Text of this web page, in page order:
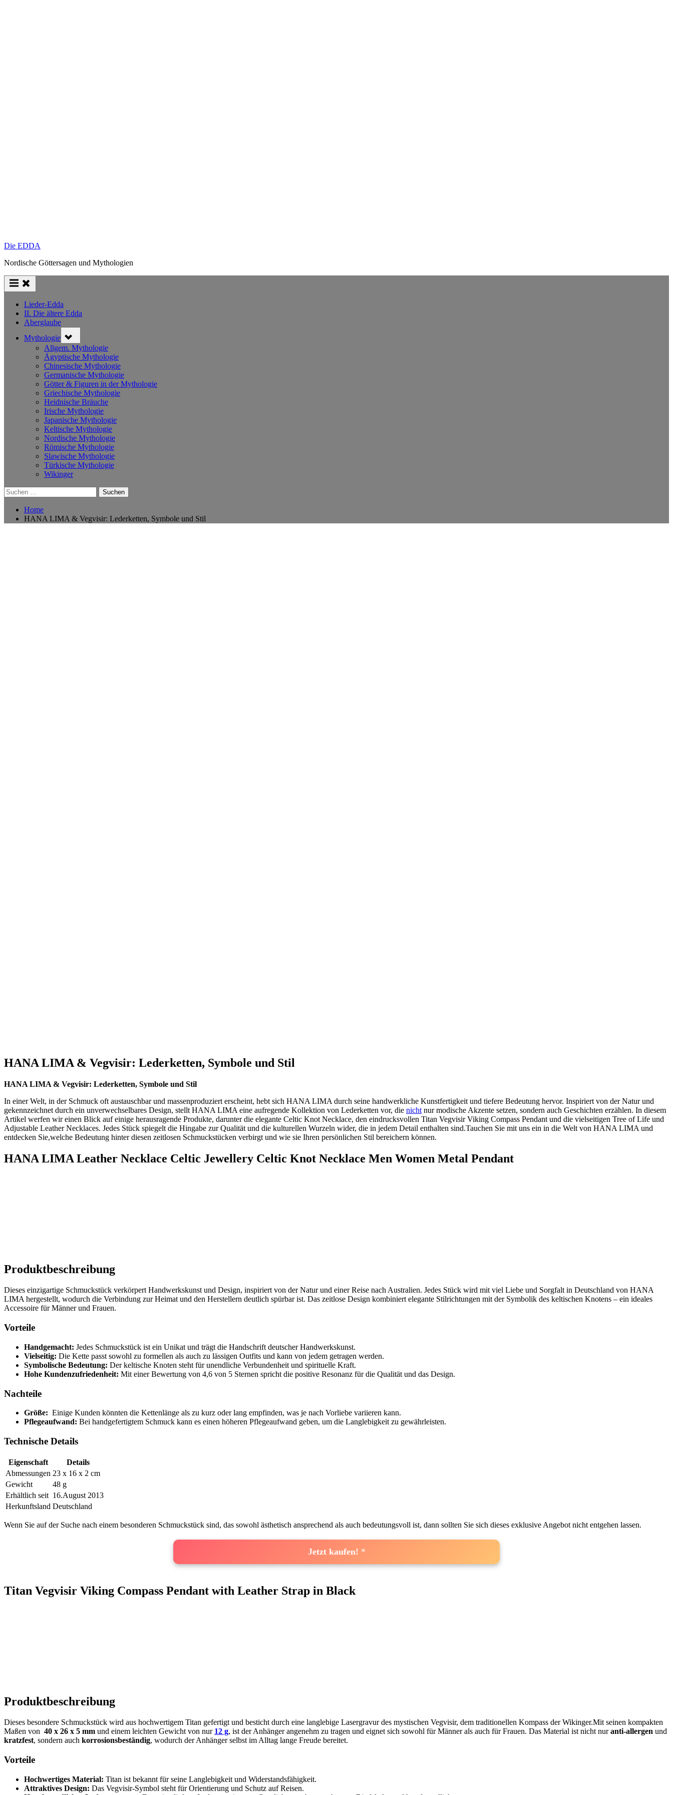
Die EDDA
Nordische Göttersagen und Mythologien
Lieder-Edda
II. Die ältere Edda
Aberglaube
Mythologie sub-
menu
Allgem. Mythologie
Ägyptische Mythologie
Chinesische Mythologie
Germanische Mythologie
Götter & Figuren in der Mythologie
Griechische Mythologie
Heidnische Bräuche
Irische Mythologie
Japanische Mythologie
Keltische Mythologie
Nordische Mythologie
Römische Mythologie
Slawische Mythologie
Türkische Mythologie
Wikinger
Suchen
nach:
Home
HANA LIMA & Vegvisir: Lederketten, Symbole und Stil
HANA LIMA & Vegvisir: Lederketten, Symbole und Stil
HANA LIMA & Vegvisir: Lederketten, Symbole und Stil
In einer​ Welt, in der Schmuck‌ oft austauschbar und massenproduziert erscheint, hebt sich HANA LIMA durch seine handwerkliche Kunstfertigkeit und tiefere​ Bedeutung‍ hervor.​ Inspiriert von der ‍Natur und
gekennzeichnet durch ein unverwechselbares Design, stellt HANA LIMA eine ⁣aufregende Kollektion von Lederketten vor, die nicht nur modische ‌Akzente setzen, sondern auch Geschichten erzählen. In diesem
Artikel werfen ⁢wir einen Blick ⁤auf einige herausragende ‍Produkte, darunter die elegante Celtic Knot Necklace, ⁣den eindrucksvollen Titan ⁣Vegvisir⁣ Viking⁣ Compass Pendant und ‍die vielseitigen Tree of Life und
Adjustable Leather Necklaces. ‌Jedes Stück spiegelt die Hingabe zur ‌Qualität und die kulturellen Wurzeln wider, die in jedem Detail enthalten sind.Tauchen Sie mit uns ein in ⁢die Welt von HANA LIMA und
entdecken Sie,welche Bedeutung hinter diesen zeitlosen Schmuckstücken verbirgt⁤ und wie sie Ihren persönlichen Stil bereichern können.
HANA LIMA Leather Necklace Celtic Jewellery Celtic Knot Necklace ‍Men Women Metal Pendant
Produktbeschreibung
Dieses​ einzigartige Schmuckstück⁣ verkörpert Handwerkskunst und Design, inspiriert von der Natur und einer‍ Reise⁣ nach⁤ Australien. Jedes Stück wird mit viel‌ Liebe und Sorgfalt in Deutschland von HANA
LIMA hergestellt, wodurch die Verbindung⁣ zur⁢ Heimat und den Herstellern deutlich spürbar ist. Das‍ zeitlose Design kombiniert elegante Stilrichtungen mit der Symbolik des keltischen Knotens – ein ideales‌
Accessoire für Männer und Frauen.
Vorteile
Handgemacht: Jedes Schmuckstück ist‌ ein Unikat und ‌trägt die Handschrift deutscher Handwerkskunst.
Vielseitig: Die Kette passt sowohl zu formellen als auch zu lässigen Outfits und kann von⁣ jedem‌ getragen ⁢werden.
Symbolische Bedeutung: ‌Der keltische Knoten steht für unendliche Verbundenheit und spirituelle Kraft.
Hohe Kundenzufriedenheit: ⁣Mit einer Bewertung von 4,6 von 5‌ Sternen‍ spricht die positive Resonanz für die ⁣Qualität und das ⁤Design.
Nachteile
Größe: ⁤ Einige Kunden könnten die Kettenlänge ​als zu kurz oder lang empfinden, was je nach Vorliebe ‌variieren kann.
Pflegeaufwand: Bei handgefertigtem Schmuck⁢ kann ⁣es einen höheren Pflegeaufwand geben, um die Langlebigkeit ​zu gewährleisten.
Technische Details
Eigenschaft
Details
Abmessungen 23 x 16 x 2 cm
Gewicht
48 g
Erhältlich seit 16.August 2013
Herkunftsland Deutschland
Wenn Sie auf‌ der​ Suche nach⁤ einem besonderen Schmuckstück sind, das sowohl ⁤ästhetisch ansprechend als auch bedeutungsvoll​ ist, dann sollten‍ Sie ‌sich dieses⁤ exklusive Angebot ‍nicht entgehen lassen.
Jetzt kaufen!
Titan Vegvisir Viking Compass Pendant with Leather ‍Strap ⁢in Black
Produktbeschreibung
Dieses besondere ⁢Schmuckstück wird aus hochwertigem Titan ⁣gefertigt und besticht durch eine langlebige ‍Lasergravur des mystischen ⁤Vegvisir, dem traditionellen Kompass der⁢ Wikinger.Mit ‍seinen kompakten
Maßen von ⁢ 40 x 26 x‍ 5 mm und einem leichten Gewicht⁣ von nur⁣ 12⁤ g, ist der Anhänger angenehm zu ‌tragen und eignet sich sowohl für Männer als auch für Frauen. Das Material ist nicht nur⁣anti-allergen ​und
kratzfest, sondern auch​ korrosionsbeständig, wodurch der Anhänger ⁣selbst im Alltag⁤ lange‍ Freude bereitet.
Vorteile
Hochwertiges Material: Titan ist bekannt für seine Langlebigkeit und Widerstandsfähigkeit.
Attraktives Design: Das Vegvisir-Symbol steht für Orientierung und Schutz auf Reisen.